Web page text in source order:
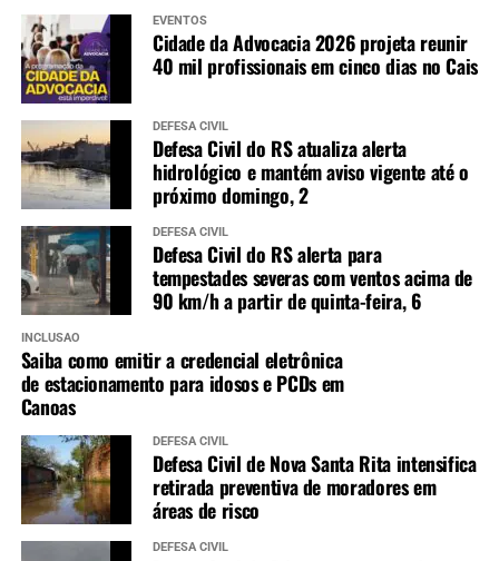
EVENTOS
Cidade da Advocacia 2026 projeta reunir
40 mil profissionais em cinco dias no Cais
DEFESA CIVIL
Defesa Civil do RS atualiza alerta
hidrológico e mantém aviso vigente até o
próximo domingo, 2
DEFESA CIVIL
Defesa Civil do RS alerta para
tempestades severas com ventos acima de
90 km/h a partir de quinta-feira, 6
INCLUSÃO
Saiba como emitir a credencial eletrônica
de estacionamento para idosos e PCDs em
Canoas
DEFESA CIVIL
Defesa Civil de Nova Santa Rita intensifica
retirada preventiva de moradores em
áreas de risco
DEFESA CIVIL